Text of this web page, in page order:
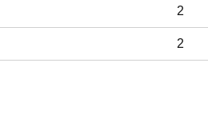
2
2